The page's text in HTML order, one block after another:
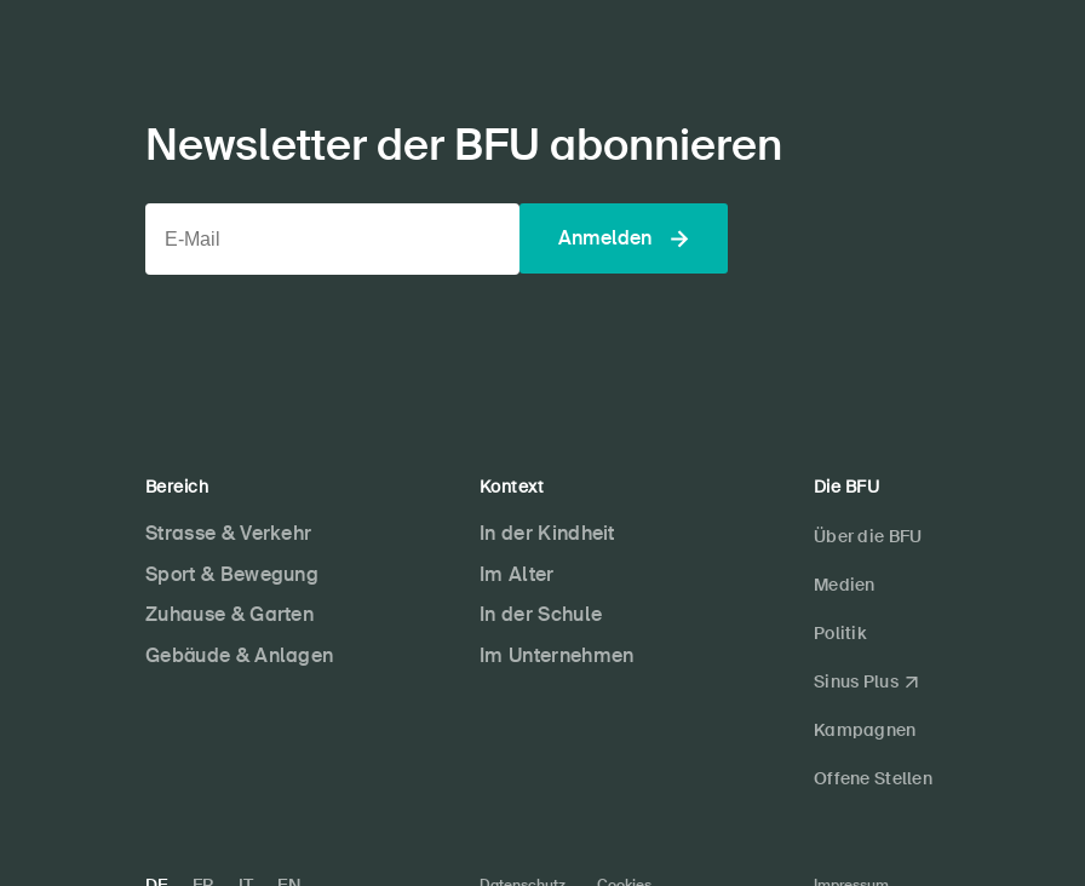
Newsletter der BFU abonnieren
Anmelden
Bereich
Strasse & Verkehr
Sport & Bewegung
Zuhause & Garten
Gebäude & Anlagen
Kontext
In der Kindheit
Im Alter
In der Schule
Im Unternehmen
Die BFU
Über die BFU
Medien
Politik
Sinus Plus
Kampagnen
Offene Stellen